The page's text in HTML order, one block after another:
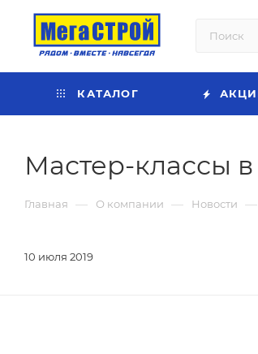
КАТАЛОГ
Мастер-классы
Главная — О компании — Новости —
10 июля 2019